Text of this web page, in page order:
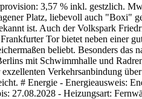
3,57 % inkl. gestzlich.
Platz, liebevoll auch "Boxi"
ist. Auch der Volkspark
Tor bietet neben einer
beliebt. Besonders das
mit Schwimmhalle und
Verkehrsanbindung
# Energie - Energieausweis:
27.08.2028 - Heizungsart: